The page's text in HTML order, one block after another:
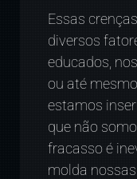
Essas
diversos
educados,
ou até
estamos
que não
fracasso é
molda